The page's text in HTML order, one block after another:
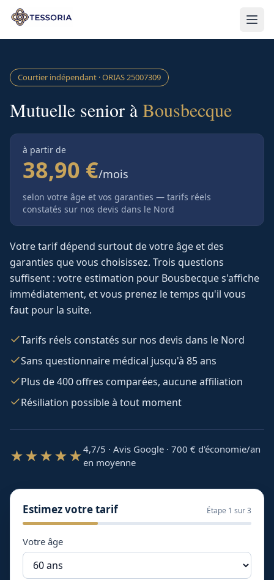
Aller au contenu principal
Courtier indépendant · ORIAS25007309
Mutuelle senior àBousbecque
à partir de
38,90 €/mois
selon votre âge et vos garanties — tarifs réels
constatés sur nos devis dans le Nord
Votre tarif dépend surtout de votre âge et des
garanties que vous choisissez. Trois questions
suffisent : votre estimation pour Bousbecques'affiche
immédiatement, et vous prenez le temps qu'il vous
faut pour la suite.
Tarifs réels constatés sur nos devis dans le Nord
Sans questionnaire médical jusqu'à 85 ans
Plus de 400 offres comparées, aucune affiliation
Résiliation possible à tout moment
★★★★★4,7/5 · Avis Google · 700 € d'économie/an
en moyenne
Estimez votre tarif Étape 1 sur 3
Votre âge